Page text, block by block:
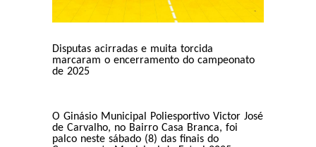
Disputas acirradas e muita torcida
marcaram o encerramento do campeonato
de 2025
O Ginásio Municipal Poliesportivo Victor José
de Carvalho, no Bairro Casa Branca, foi
palco neste sábado (8) das finais do